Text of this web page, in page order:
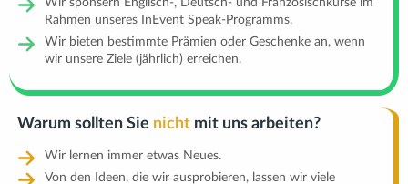
Rahmen unseres InEvent Speak-Programms.
Wir bieten bestimmte Prämien oder Geschenke an, wenn
wir unsere Ziele (jährlich) erreichen.
Warum sollten Sie nicht mit uns arbeiten?
Wir lernen immer etwas Neues.
Von den Ideen, die wir ausprobieren, lassen wir viele